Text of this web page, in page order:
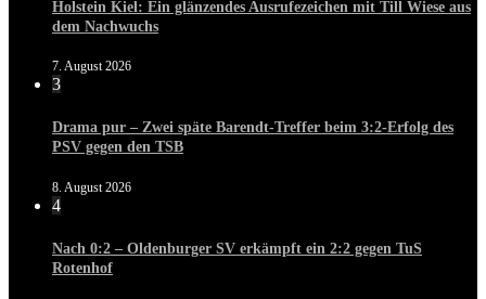
Holstein Kiel: Ein glänzendes Ausrufezeichen mit Till Wiese aus
dem Nachwuchs
7. August 2026
3
Drama pur – Zwei späte Barendt-Treffer beim 3:2-Erfolg des
PSV gegen den TSB
8. August 2026
4
Nach 0:2 – Oldenburger SV erkämpft ein 2:2 gegen TuS
Rotenhof